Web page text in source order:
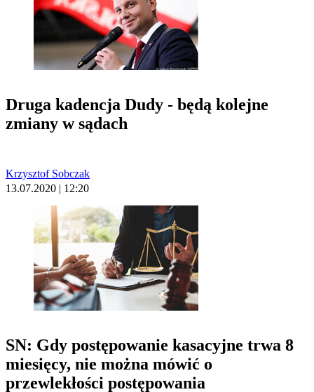
Druga kadencja Dudy - będą kolejne
zmiany w sądach
Krzysztof Sobczak
13.07.2020 | 12:20
SN: Gdy postępowanie kasacyjne trwa 8
miesięcy, nie można mówić o
przewlekłości postępowania